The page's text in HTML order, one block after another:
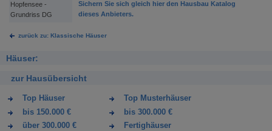
Hopfensee -
Grundriss DG
Sichern Sie sich gleich hier den Hausbau Katalog
dieses Anbieters.
zurück zu: Klassische Häuser
Häuser:
zur Hausübersicht
Top Häuser
Top Musterhäuser
bis 150.000 €
bis 300.000 €
über 300.000 €
Fertighäuser